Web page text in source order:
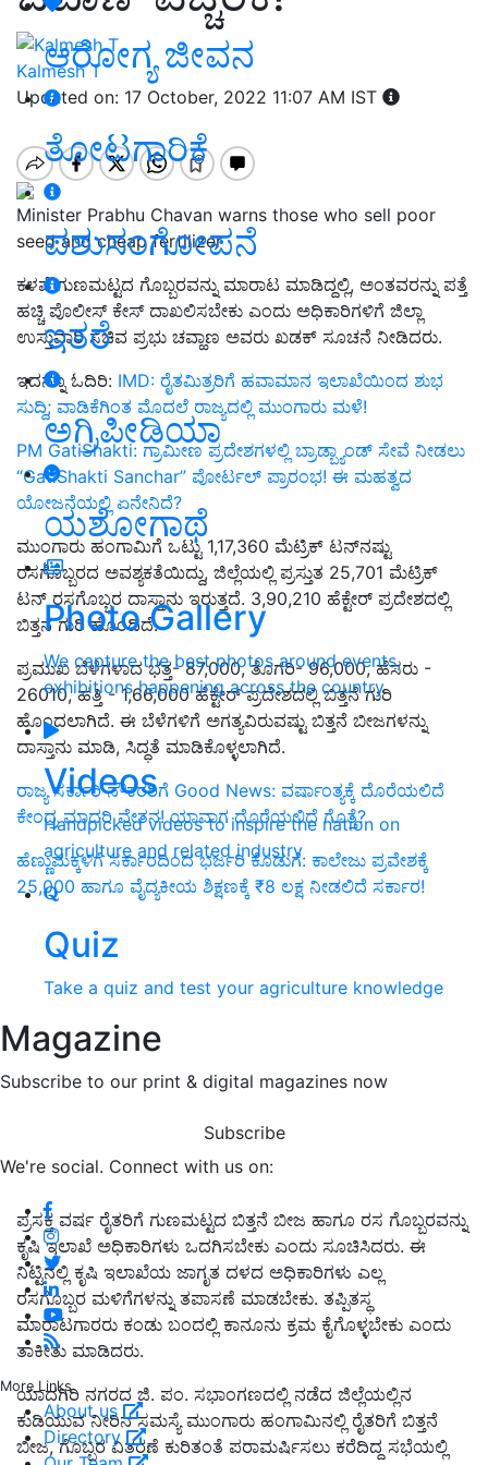
ಆರೋಗ್ಯ ಜೀವನ
ತೋಟಗಾರಿಕೆ
ಪಶುಸಂಗೋಪನೆ
ಇತರೆ
ಅಗ್ರಿಪೀಡಿಯಾ
ಯಶೋಗಾಥೆ
Photo Gallery
We capture the best photos around events,
exhibitions happening across the country
Videos
Handpicked videos to inspire the nation on
agriculture and related industry
Quiz
Take a quiz and test your agriculture knowledge
Magazine
Subscribe to our print & digital magazines now
Subscribe
We're social. Connect with us on:
More Links
About us
Directory
Kalmesh T
Updated on: 17 October, 2022 11:07 AM IST
Minister Prabhu Chavan warns those who sell poor
seed and cheap fertilizer
ಕಳಪೆ ಗುಣಮಟ್ಟದ ಗೊಬ್ಬರವನ್ನು ಮಾರಾಟ ಮಾಡಿದ್ದಲ್ಲಿ, ಅಂತವರನ್ನು ಪತ್ತೆ
ಹಚ್ಚಿ ಪೊಲೀಸ್‌ ಕೇಸ್‌ ದಾಖಲಿಸಬೇಕು ಎಂದು ಅಧಿಕಾರಿಗಳಿಗೆ ಜಿಲ್ಲಾ
ಉಸ್ತುವಾರಿ ಸಚಿವ ಪ್ರಭು ಚವ್ಹಾಣ ಅವರು ಖಡಕ್‌ ಸೂಚನೆ ನೀಡಿದರು.
ಇದನ್ನೂ ಓದಿರಿ: IMD: ರೈತಮಿತ್ರರಿಗೆ ಹವಾಮಾನ ಇಲಾಖೆಯಿಂದ ಶುಭ
ಸುದ್ದಿ; ವಾಡಿಕೆಗಿಂತ ಮೊದಲೆ ರಾಜ್ಯದಲ್ಲಿ ಮುಂಗಾರು ಮಳೆ!
PM GatiShakti: ಗ್ರಾಮೀಣ ಪ್ರದೇಶಗಳಲ್ಲಿ ಬ್ರಾಡ್ಬ್ಯಾಂಡ್ ಸೇವೆ ನೀಡಲು
“GatiShakti Sanchar” ಪೋರ್ಟಲ್ ಪ್ರಾರಂಭ! ಈ ಮಹತ್ವದ
ಯೋಜನೆಯಲ್ಲಿ ಏನೇನಿದೆ?
ಮುಂಗಾರು ಹಂಗಾಮಿಗೆ ಒಟ್ಟು 1,17,360 ಮೆಟ್ರಿಕ್‌ ಟನ್‌ನಷ್ಟು
ರಸಗೊಬ್ಬರದ ಅವಶ್ಯಕತೆಯಿದ್ದು, ಜಿಲ್ಲೆಯಲ್ಲಿ ಪ್ರಸ್ತುತ 25,701 ಮೆಟ್ರಿಕ್‌
ಟನ್‌ ರಸಗೊಬ್ಬರ ದಾಸ್ತಾನು ಇರುತ್ತದೆ. 3,90,210 ಹೆಕ್ಟೇರ್‌ ಪ್ರದೇಶದಲ್ಲಿ
ಬಿತ್ತನೆ ಗುರಿ ಹೊಂದಿದೆ.
ಪ್ರಮುಖ ಬೆಳೆಗಳಾದ ಭತ್ತ- 87,000, ತೊಗರಿ- 96,000, ಹೆಸರು -
26010, ಹತ್ತಿ - 1,66,000 ಹೆಕ್ಟೇರ್‌ ಪ್ರದೇಶದಲ್ಲಿ ಬಿತ್ತನೆ ಗುರಿ
ಹೊಂದಲಾಗಿದೆ. ಈ ಬೆಳೆಗಳಿಗೆ ಅಗತ್ಯವಿರುವಷ್ಟು ಬಿತ್ತನೆ ಬೀಜಗಳನ್ನು
ದಾಸ್ತಾನು ಮಾಡಿ, ಸಿದ್ಧತೆ ಮಾಡಿಕೊಳ್ಳಲಾಗಿದೆ.
ರಾಜ್ಯ ಸರ್ಕಾರಿ ನೌಕರರಿಗೆ Good News: ವರ್ಷಾಂತ್ಯಕ್ಕೆ ದೊರೆಯಲಿದೆ
ಕೇಂದ್ರ ಮಾದರಿ ವೇತನ! ಯಾವಾಗ ದೊರೆಯಲಿದೆ ಗೊತ್ತೆ?
ಹೆಣ್ಣುಮಕ್ಕಳಿಗೆ ಸರ್ಕಾರದಿಂದ ಭರ್ಜರಿ ಕೊಡುಗೆ: ಕಾಲೇಜು ಪ್ರವೇಶಕ್ಕೆ
25,000 ಹಾಗೂ ವೈದ್ಯಕೀಯ ಶಿಕ್ಷಣಕ್ಕೆ ₹8 ಲಕ್ಷ ನೀಡಲಿದೆ ಸರ್ಕಾರ!
ಪ್ರಸಕ್ತ ವರ್ಷ ರೈತರಿಗೆ ಗುಣಮಟ್ಟದ ಬಿತ್ತನೆ ಬೀಜ ಹಾಗೂ ರಸ ಗೊಬ್ಬರವನ್ನು
ಕೃಷಿ ಇಲಾಖೆ ಅಧಿಕಾರಿಗಳು ಒದಗಿಸಬೇಕು ಎಂದು ಸೂಚಿಸಿದರು. ಈ
ನಿಟ್ಟಿನಲ್ಲಿ ಕೃಷಿ ಇಲಾಖೆಯ ಜಾಗೃತ ದಳದ ಅಧಿಕಾರಿಗಳು ಎಲ್ಲ
ರಸಗೊಬ್ಬರ ಮಳಿಗೆಗಳನ್ನು ತಪಾಸಣೆ ಮಾಡಬೇಕು. ತಪ್ಪಿತಸ್ಥ
ಮಾರಾಟಗಾರರು ಕಂಡು ಬಂದಲ್ಲಿ ಕಾನೂನು ಕ್ರಮ ಕೈಗೊಳ್ಳಬೇಕು ಎಂದು
ತಾಕೀತು ಮಾಡಿದರು.
ಯಾದಗಿರಿ ನಗರದ ಜಿ. ಪಂ. ಸಭಾಂಗಣದಲ್ಲಿ ನಡೆದ ಜಿಲ್ಲೆಯಲ್ಲಿನ
ಕುಡಿಯುವ ನೀರಿನ ಸಮಸ್ಯೆ ಮುಂಗಾರು ಹಂಗಾಮಿನಲ್ಲಿ ರೈತರಿಗೆ ಬಿತ್ತನೆ
ಬೀಜ, ಗೊಬ್ಬರ ವಿತರಣೆ ಕುರಿತಂತೆ ಪರಾಮರ್ಷಿಸಲು ಕರೆದಿದ್ದ ಸಭೆಯಲ್ಲಿ